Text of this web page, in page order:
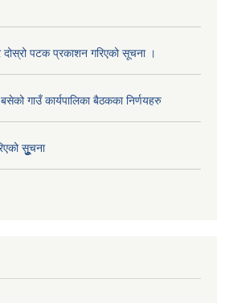
दोस्रो पटक प्रकाशन गरिएको सूचना ।
गाउँ कार्यपालिका बैठकका निर्णयहरु
सूुुुुचना